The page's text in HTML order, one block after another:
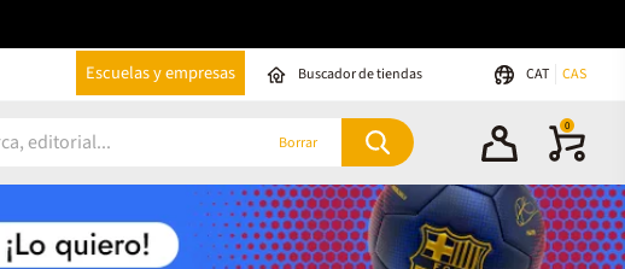
Escuelas y empresas Buscador de tiendas CAT CAS
Borrar
0